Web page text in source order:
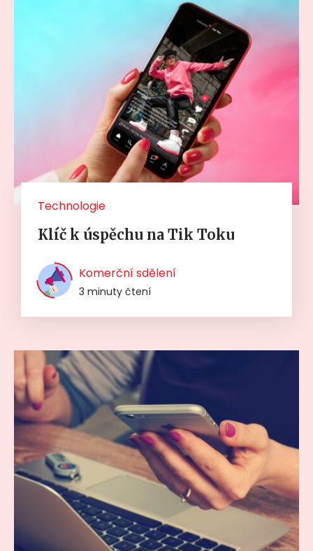
Technologie
Klíč k úspěchu na Tik Toku
Komerční sdělení
3 minuty čtení